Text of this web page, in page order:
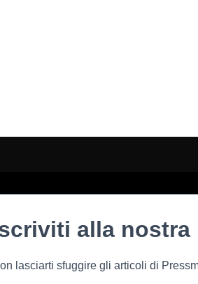
alla nostra
lasciarti sfuggire gli articoli di